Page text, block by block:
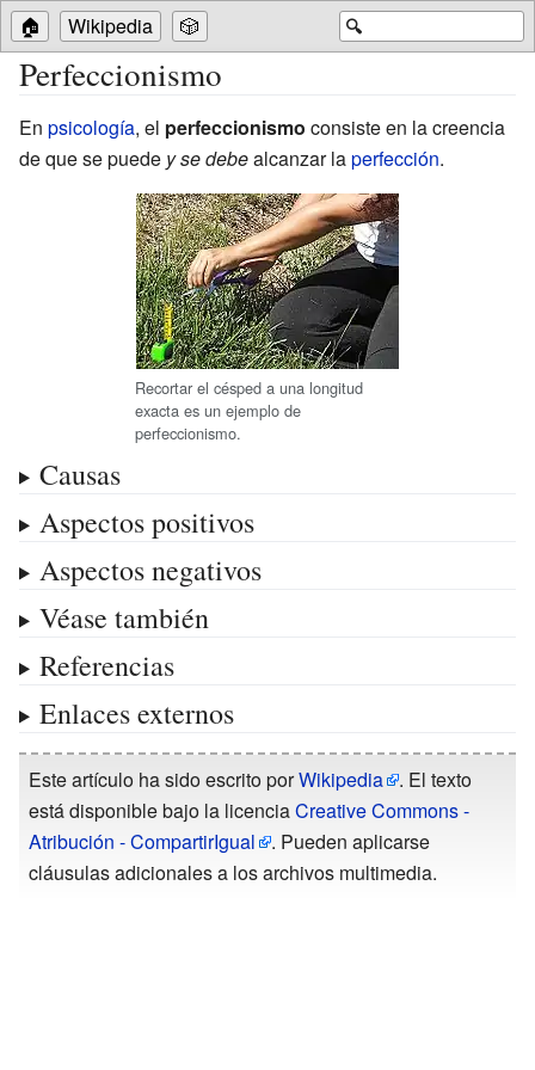
🔍
🏠 Wikipedia 🎲
Perfeccionismo
En psicología, el perfeccionismo consiste en la creencia
de que se puede y se debealcanzar laperfección.
Recortar el césped a una longitud
exacta es un ejemplo de
perfeccionismo.
Causas
Aspectos positivos
Aspectos negativos
Véase también
Referencias
Enlaces externos
Este artículo ha sido escrito porWikipedia
. El texto
está disponible bajo la licenciaCreative Commons -
Atribución - CompartirIgual
. Pueden aplicarse
cláusulas adicionales a los archivos multimedia.